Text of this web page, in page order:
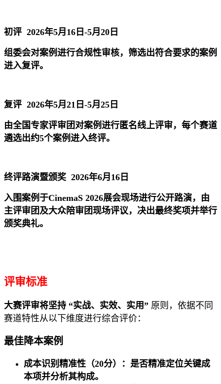
初评 2026年5月16日-5月20日
组委会对案例进行合规性审核，筛选出符合要求的案例
进入复评。
复评 2026年5月21日-5月25日
由全国专家评审团对案例进行匿名线上评审，每个赛道
遴选出约5个案例进入终评。
终评路演暨颁奖 2026年6月16日
入围案例于CinemaS 2026展会现场进行公开路演，由
主评审团及大众陪审团现场评议，决出最终奖项并举行
颁奖典礼。
评审标准
大赛评审将坚持 “实战、实效、实用” 原则，依据不同
赛道特性从以下维度进行综合评价：
最佳降本案例
成本识别精准性（20分）：是否精准定位关键成
本项并分析其构成。